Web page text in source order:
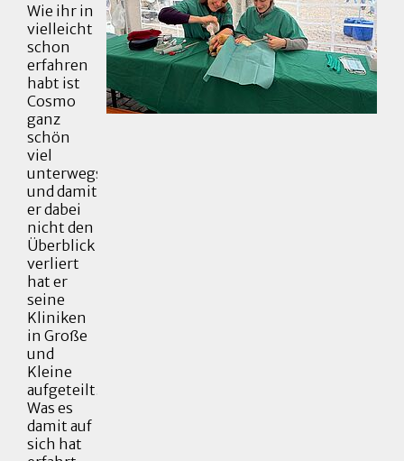
Wie ihr in
vielleicht
schon
erfahren
habt ist
Cosmo
ganz
schön
viel
unterwegs,
und damit
er dabei
nicht den
Überblick
verliert
hat er
seine
Kliniken
in Große
und
Kleine
aufgeteilt.
Was es
damit auf
sich hat